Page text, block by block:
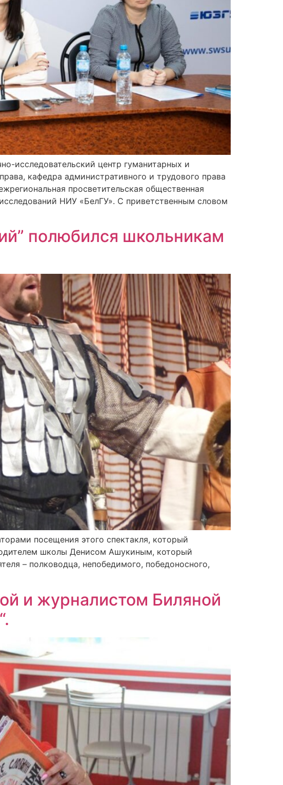
исследовательский центр гуманитарных и
кафедра административного и трудового права
просветительская общественная
НИУ «БелГУ». С приветственным словом
полюбился школьникам
посещения этого спектакля, который
школы Денисом Ашукиным, который
– полководца, непобедимого, победоносного,
и журналистом Биляной